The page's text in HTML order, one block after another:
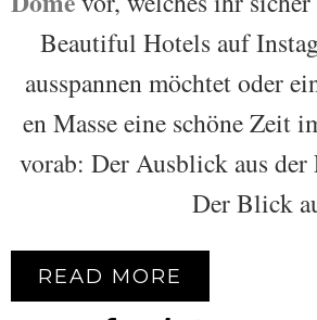
Beautiful Hotels auf
ausspannen möchtet oder
en Masse eine schöne Zeit
vorab: Der Ausblick aus
Der Blick
READ MORE